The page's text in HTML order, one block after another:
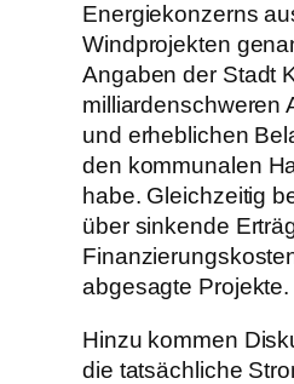
Energiekonzerns
Windprojekten
Angaben der Stadt
milliardenschweren
und erheblichen
den kommunalen
habe. Gleichzeitig
über sinkende
abgesagte Projekte.
Hinzu kommen
die tatsächliche